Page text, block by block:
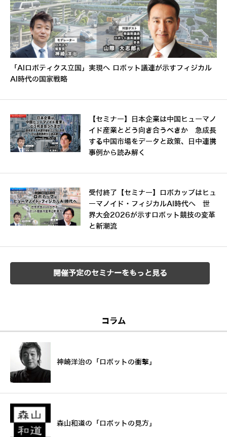
「AIロボティクス立国」実現へ ロボット議連が示すフィジカル
AI時代の国家戦略
【セミナー】日本企業は中国ヒューマノ
イド産業とどう向き合うべきか 急成長
する中国市場をデータと政策、日中連携
事例から読み解く
受付終了【セミナー】ロボカップはヒュ
ーマノイド・フィジカルAI時代へ 世
界大会2026が示すロボット競技の変革
と新潮流
開催予定のセミナーをもっと見る
コラム
神崎洋治の「ロボットの衝撃」
森山和道の「ロボットの見方」